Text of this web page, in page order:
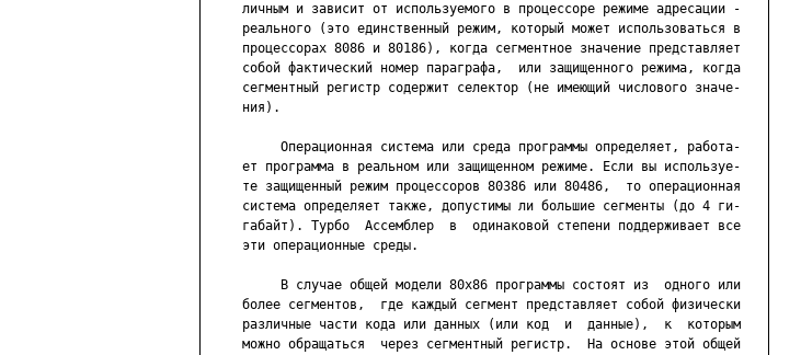
     личным и зависит от используемого в процессоре режиме адресации -
     реального (это единственный режим, который может использоваться в
     процессорах 8086 и 80186), когда сегментное значение представляет
     собой фактический номер параграфа,  или защищенного режима, когда
     сегментный регистр содержит селектор (не имеющий числового значе-
     ния).
          Операционная система или среда программы определяет, работа-
     ет программа в реальном или защищенном режиме. Если вы используе-
     те защищенный режим процессоров 80386 или 80486,  то операционная
     система определяет также, допустимы ли большие сегменты (до 4 ги-
     габайт). Турбо  Ассемблер  в  одинаковой степени поддерживает все
     эти операционные среды.
          В случае общей модели 80х86 программы состоят из  одного или
     более сегментов,  где каждый сегмент представляет собой физически
     различные части кода или данных (или код  и  данные),  к  которым
     можно обращаться  через сегментный регистр.  На основе этой общей